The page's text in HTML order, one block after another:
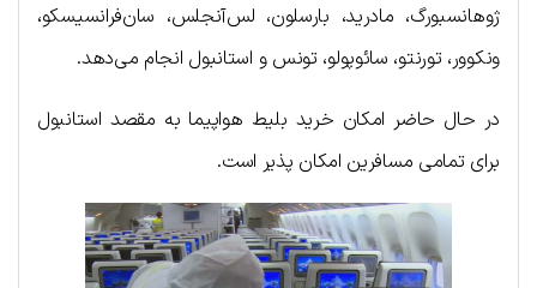
ژوهانسبورگ، مادرید، بارسلون، لس‌آنجلس، سان‌فرانسیسکو،
ونکوور، تورنتو، سائوپولو، تونس و استانبول انجام می‌دهد.
در حال حاضر امکان خرید بلیط هواپیما به مقصد استانبول
برای تمامی مسافرین امکان پذیر است.